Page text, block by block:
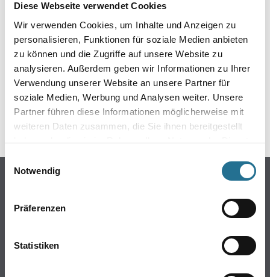
Diese Webseite verwendet Cookies
Wir verwenden Cookies, um Inhalte und Anzeigen zu
personalisieren, Funktionen für soziale Medien anbieten
zu können und die Zugriffe auf unsere Website zu
analysieren. Außerdem geben wir Informationen zu Ihrer
Verwendung unserer Website an unsere Partner für
soziale Medien, Werbung und Analysen weiter. Unsere
Partner führen diese Informationen möglicherweise mit
weiteren Daten zusammen, die Sie ihnen bereitgestellt
haben oder die sie im Rahmen Ihrer Nutzung der Dienste
Einwilligungsauswahl
Notwendig
Präferenzen
Statistiken
IST AUFGETRETEN
Keine Sorge, wir pinseln schon an der Lösung und
werden das Problem so schnell wie möglich beheben.
Erkunden Sie in der Zwischenzeit unseren Online-Shop
und lassen Sie sich inspirieren.
ZURÜCK ZUM ONLINE-SHOP
Online-Shop
Putze- und Spachtelmassen